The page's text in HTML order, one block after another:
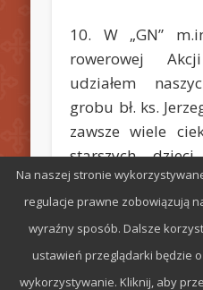
10. W „GN”
rowerowej
udziałem
grobu bł. ks.
zawsze wiele
starszych
„Małym GN”.
© 2026 Parafia św. Stefana
Na naszej stronie
regulacje prawne zobowiązują
wyraźny sposób. Dalsze
ustawień przeglądarki będzie
wykorzystywanie. Kliknij, aby